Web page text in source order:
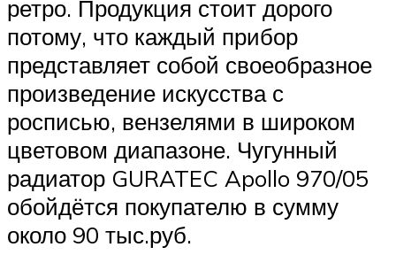
ретро. Продукция стоит дорого
потому, что каждый прибор
представляет собой своеобразное
произведение искусства с
росписью, вензелями в широком
цветовом диапазоне. Чугунный
радиатор GURATEC Apollo 970/05
обойдётся покупателю в сумму
около 90 тыс.руб.